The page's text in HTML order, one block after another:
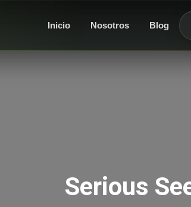
Inicio Nosotros Blog
Serious